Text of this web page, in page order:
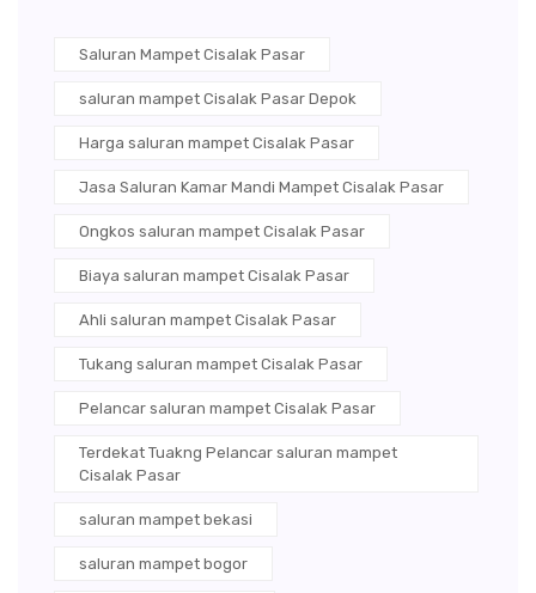
Saluran Mampet Cisalak Pasar
saluran mampet Cisalak Pasar Depok
Harga saluran mampet Cisalak Pasar
Jasa Saluran Kamar Mandi Mampet Cisalak Pasar
Ongkos saluran mampet Cisalak Pasar
Biaya saluran mampet Cisalak Pasar
Ahli saluran mampet Cisalak Pasar
Tukang saluran mampet Cisalak Pasar
Pelancar saluran mampet Cisalak Pasar
Terdekat Tuakng Pelancar saluran mampet
Cisalak Pasar
saluran mampet bekasi
saluran mampet bogor